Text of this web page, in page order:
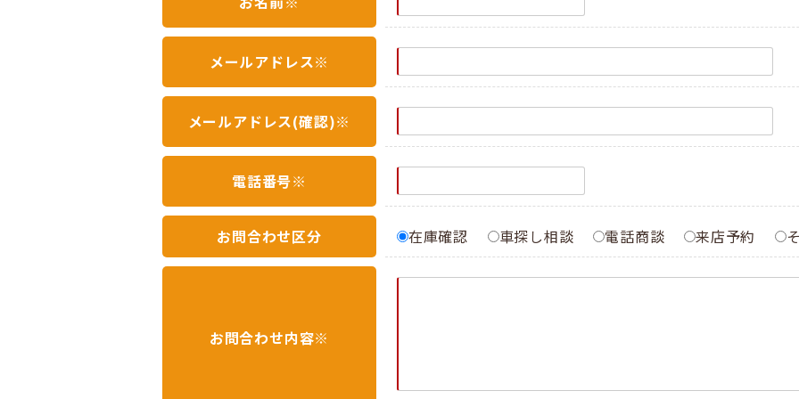
メールアドレス※
メールアドレス(確認)※
電話番号※
お問合わせ区分 在庫確認 車探し相談 電話商談 来店予約
お問合わせ内容※